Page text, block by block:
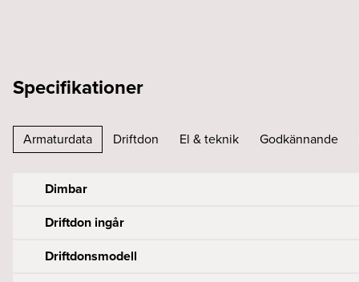
Specifikationer
Armaturdata Driftdon El & teknik Godkännande
Dimbar
Driftdon ingår
Driftdonsmodell